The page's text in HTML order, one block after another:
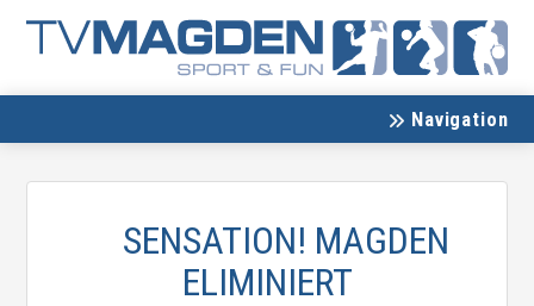
Navigation
SENSATION! MAGDEN
ELIMINIERT